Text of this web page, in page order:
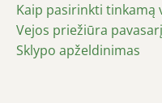
Kaip pasirinkti tinkamą
Vejos priežiūra pavasarį
Sklypo apželdinimas